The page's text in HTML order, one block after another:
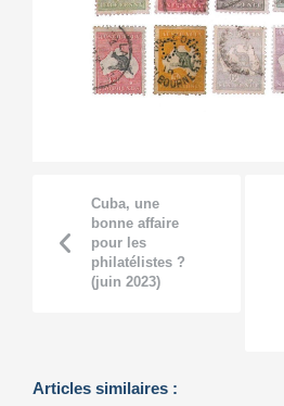
Cuba, une
bonne affaire
pour les
philatélistes ?
(juin 2023)
Articles similaires :